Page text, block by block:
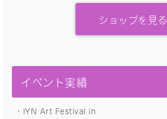
ショップを見る
イベント実績
・IYN Art Festival in